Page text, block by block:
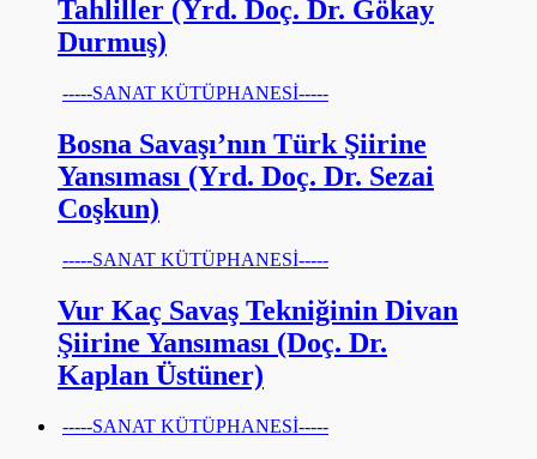
Tahliller (Yrd. Doç. Dr. Gökay
Durmuş)
-----SANAT KÜTÜPHANESİ-----
Bosna Savaşı’nın Türk Şiirine
Yansıması (Yrd. Doç. Dr. Sezai
Coşkun)
-----SANAT KÜTÜPHANESİ-----
Vur Kaç Savaş Tekniğinin Divan
Şiirine Yansıması (Doç. Dr.
Kaplan Üstüner)
-----SANAT KÜTÜPHANESİ-----